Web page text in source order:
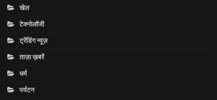
खेल
टेक्नोलॉजी
ट्रेंडिंग न्यूज़
ताज़ा ख़बरें
धर्म
पर्यटन